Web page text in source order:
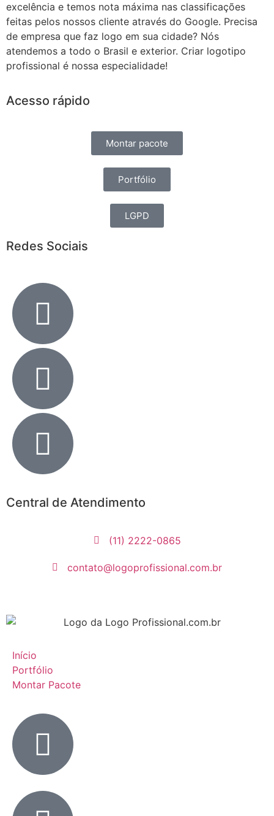
excelência e temos nota máxima nas classificações
feitas pelos nossos cliente através do Google. Precisa
de empresa que faz logo em sua cidade? Nós
atendemos a todo o Brasil e exterior. Criar logotipo
profissional é nossa especialidade!
Acesso rápido
Montar pacote
Portfólio
LGPD
Redes Sociais
Central de Atendimento
(11) 2222-0865
contato@logoprofissional.com.br
Início
Portfólio
Montar Pacote